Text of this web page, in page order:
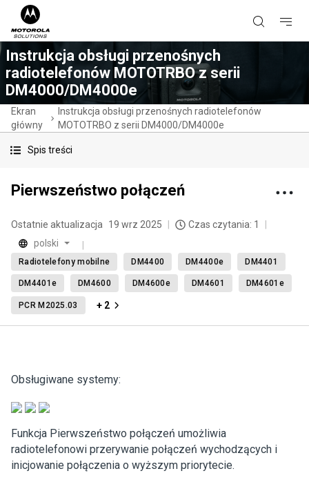
Instrukcja obsługi przenośnych
radiotelefonów MOTOTRBO z serii
DM4000/DM4000e
Ekran
główny
Instrukcja obsługi przenośnych radiotelefonów
MOTOTRBO z serii DM4000/DM4000e
Spis treści
Pierwszeństwo połączeń
Ostatnie aktualizacja 19 wrz 2025
Czas czytania: 1
polski
Radiotelefony mobilne DM4400 DM4400e DM4401
DM4401e DM4600 DM4600e DM4601 DM4601e
PCR M2025.03 + 2
Obsługiwane systemy:
Funkcja Pierwszeństwo połączeń umożliwia
radiotelefonowi przerywanie połączeń wychodzących i
inicjowanie połączenia o wyższym priorytecie.